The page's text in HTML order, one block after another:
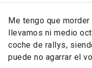
Me tengo que
llevamos ni medio
coche de rallys,
puede no agarrar el